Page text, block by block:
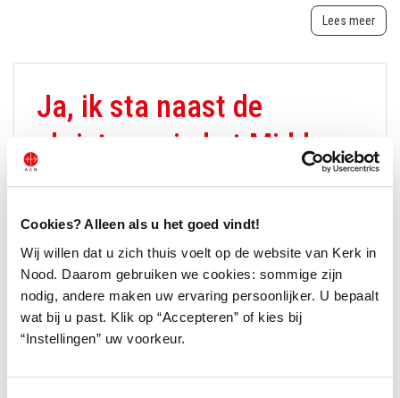
Cookies? Alleen als u het goed vindt!
Wij willen dat u zich thuis voelt op de website van Kerk in
Nood. Daarom gebruiken we cookies: sommige zijn
nodig, andere maken uw ervaring persoonlijker. U bepaalt
wat bij u past. Klik op “Accepteren” of kies bij
“Instellingen” uw voorkeur.
Lees meer
Ja, ik sta naast de
christenen in het Midden-
Oosten
€ 15 € 30 € 50
Ander bedrag: €